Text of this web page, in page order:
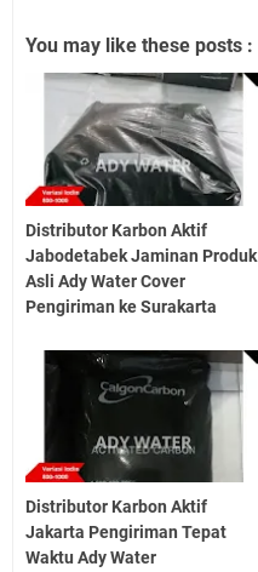
You may like these posts :
Distributor Karbon Aktif
Jabodetabek Jaminan Produk
Asli Ady Water Cover
Pengiriman ke Surakarta
Distributor Karbon Aktif
Jakarta Pengiriman Tepat
Waktu Ady Water